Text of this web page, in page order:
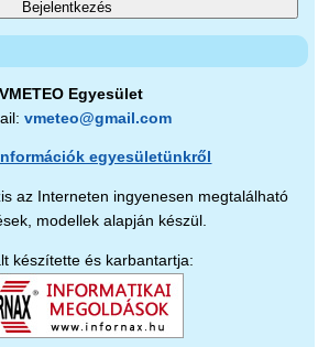
VMETEO Egyesület
vmeteo@gmail.com
egyesületünkről
az Interneten ingyenesen megtalálható
modellek alapján készül.
készítette és karbantartja: